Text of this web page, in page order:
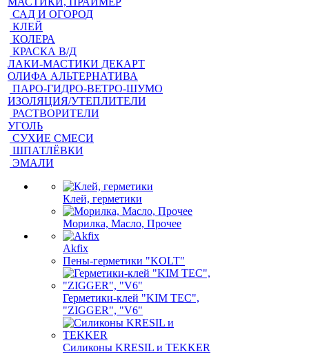
САД И ОГОРОД
КЛЕЙ
КОЛЕРА
КРАСКА В/Д
ЛАКИ-МАСТИКИ ДЕКАРТ
ОЛИФА АЛЬТЕРНАТИВА
ПАРО-ГИДРО-ВЕТРО-ШУМО
ИЗОЛЯЦИЯ/УТЕПЛИТЕЛИ
РАСТВОРИТЕЛИ
УГОЛЬ
СУХИЕ СМЕСИ
ШПАТЛЁВКИ
ЭМАЛИ
Клей, герметики
Морилка, Масло, Прочее
Akfix
Пены-герметики "KOLT"
Герметики-клей "KIM TEС",
"ZIGGER", "V6"
Силиконы KRESIL и TEKKER